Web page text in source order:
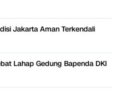
Jakarta Aman Terkendali
Lahap Gedung Bapenda DKI